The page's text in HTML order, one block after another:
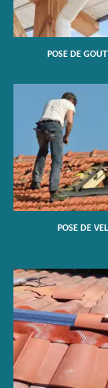
POSE DE
POSE DE